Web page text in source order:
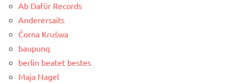
Ab Dafür Records
Anderersaits
Čorna Krušwa
baupunq
berlin beatet bestes
Maja Nagel